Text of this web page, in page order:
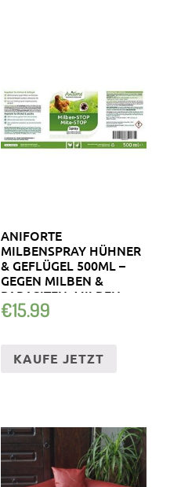
ANIFORTE
MILBENSPRAY HÜHNER
& GEFLÜGEL 500ML –
GEGEN MILBEN &
PARASITEN, MILBEN.
€15.99
KAUFE JETZT